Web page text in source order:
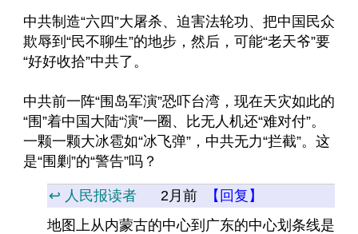
中共制造“六四”大屠杀、迫害法轮功、把中国民众
欺辱到“民不聊生”的地步，然后，可能“老天爷”要
“好好收拾”中共了。
中共前一阵“围岛军演”恐吓台湾，现在天灾如此的
“围”着中国大陆“演”一圈、比无人机还“难对付”。
一颗一颗大冰雹如“冰飞弹”，中共无力“拦截”。这
是“围剿”的“警告”吗？
↩️ 人民报读者 2月前
【回复】
地图上从内蒙古的中心到广东的中心划条线是